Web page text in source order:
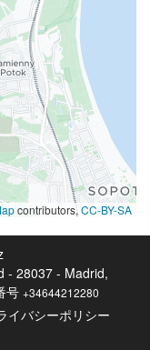
contributors,CC-BY-SA
- 28037 - Madrid,
号 +34644212280
イバシーポリシー